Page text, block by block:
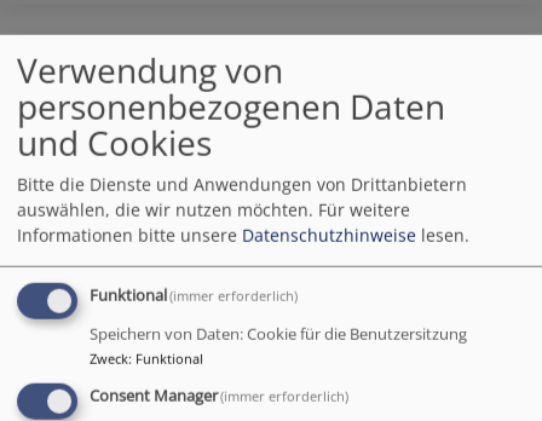
Gymnastik
Stuhlgymnastik
immer mittwochs um 11 h mit Carla Peters (erster
Termin der Saison am 08.10.2025)
Bewegung tut gut, auch wenn man keine Berge
Verwendung von
personenbezogenen Daten
und Cookies
Bitte die Dienste und Anwendungen von Drittanbietern
auswählen, die wir nutzen möchten. Für weitere
Informationen bitte unsere Datenschutzhinweise lesen.
Funktional(immer erforderlich)
Speichern von Daten: Cookie für die Benutzersitzung
Zweck: Funktional
Consent Manager(immer erforderlich)